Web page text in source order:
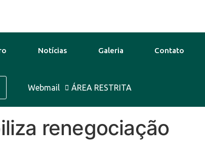
Notícias Galeria Contato
11 Ago 39°C
Webmail ÁREA RESTRITA
renegociação